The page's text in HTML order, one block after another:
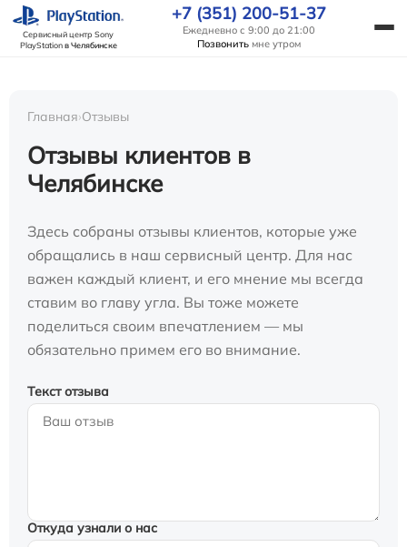
Сервисный центр Sony
PlayStationв Челябинске
+7 (351) 200-51-37
Ежедневно с 9:00 до 21:00
Позвонить мне утром
Главная›Отзывы
Отзывы клиентов в
Челябинске
Здесь собраны отзывы клиентов, которые уже
обращались в наш сервисный центр. Для нас
важен каждый клиент, и его мнение мы всегда
ставим во главу угла. Вы тоже можете
поделиться своим впечатлением — мы
обязательно примем его во внимание.
Текст отзыва
Откуда узнали о нас